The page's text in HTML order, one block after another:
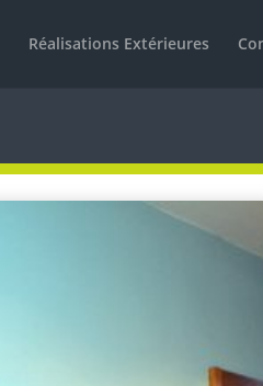
Réalisations Extérieures